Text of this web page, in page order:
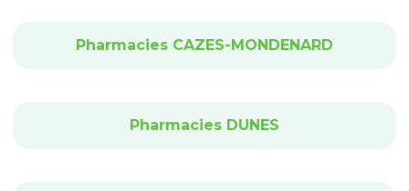
Pharmacies CAZES-MONDENARD
Pharmacies DUNES